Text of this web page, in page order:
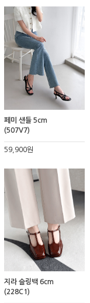
페미 샌들 5cm
(507V7)
59,900원
지라 슬링백 6cm
(228C1)